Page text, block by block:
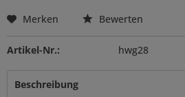
Merken Bewerten
Artikel-Nr.: hwg28
Beschreibung